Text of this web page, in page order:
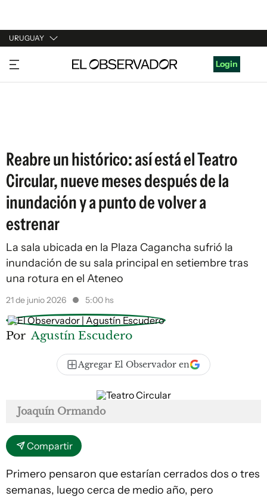
URUGUAY
URUGUAY
ARGENTINA
Login
Reabre un histórico: así está el Teatro
Circular, nueve meses después de la
inundación y a punto de volver a
estrenar
La sala ubicada en la Plaza Cagancha sufrió la
inundación de su sala principal en setiembre tras
una rotura en el Ateneo
21 de junio 2026 5:00 hs
Por Agustín Escudero
Agregar El Observador en
Joaquín Ormando
Compartir
Primero pensaron que estarían cerrados dos o tres
semanas, luego cerca de medio año, pero